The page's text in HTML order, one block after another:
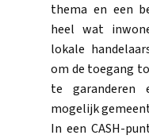
thema en een
heel wat
lokale
om de toegang
te
mogelijk
In een CASH-